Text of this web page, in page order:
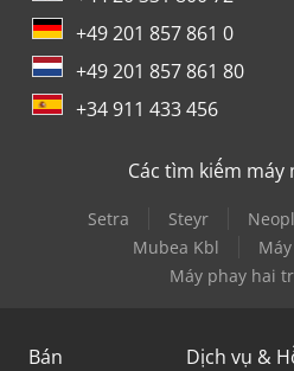
+49 201 857 861 0
+49 201 857 861 80
+34 911 433 456
Các tìm kiếm máy
Setra Steyr
Mubea Kbl
Máy phay hai
Bán Dịch vụ &